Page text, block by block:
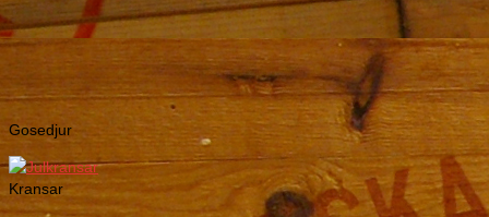
Headcover till
golfklubbor
Studio Axplocket